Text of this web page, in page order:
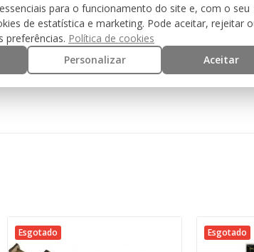
0.20
Esgotado Esgotado
para o funcionamento do site e, com o seu
de estatística e marketing. Pode aceitar, rejeitar
preferências. Política de cookies
Personalizar Aceitar